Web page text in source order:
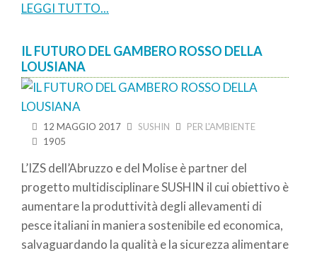
LEGGI TUTTO...
IL FUTURO DEL GAMBERO ROSSO DELLA
LOUSIANA
12 MAGGIO 2017 SUSHIN
PER L'AMBIENTE
1905
L’IZS dell’Abruzzo e del Molise è partner del
progetto multidisciplinare SUSHIN il cui obiettivo è
aumentare la produttività degli allevamenti di
pesce italiani in maniera sostenibile ed economica,
salvaguardando la qualità e la sicurezza alimentare